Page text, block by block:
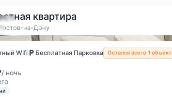
квартира
на-Дону
Wifi Бесплатная Парковка Остался всего 1 объект
/ ночь